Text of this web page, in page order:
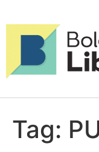
Tag: